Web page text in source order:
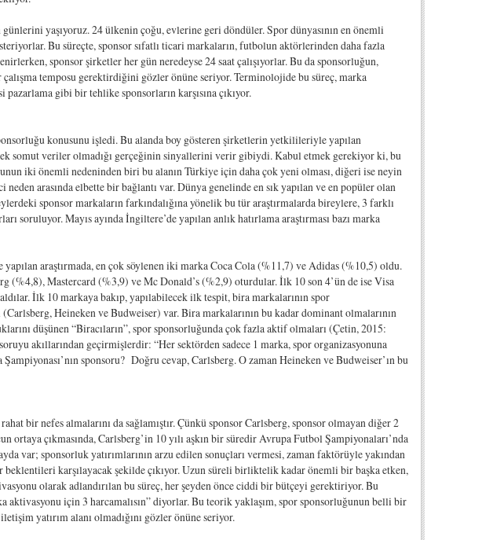
yaşıyoruz. 24 ülkenin çoğu, evlerine geri döndüler. Spor dünyasının en önemli
Bu süreçte, sponsor sıfatlı ticari markaların, futbolun aktörlerinden daha fazla
sponsor şirketler her gün neredeyse 24 saat çalışıyorlar. Bu da sponsorluğun,
temposu gerektirdiğini gözler önüne seriyor. Terminolojide bu süreç, marka
gibi bir tehlike sponsorların karşısına çıkıyor.
konusunu işledi. Bu alanda boy gösteren şirketlerin yetkilileriyle yapılan
somut veriler olmadığı gerçeğinin sinyallerini verir gibiydi. Kabul etmek gerekiyor ki, bu
iki önemli nedeninden biri bu alanın Türkiye için daha çok yeni olması, diğeri ise neyin
arasında elbette bir bağlantı var. Dünya genelinde en sık yapılan ve en popüler olan
sponsor markaların farkındalığına yönelik bu tür araştırmalarda bireylere, 3 farklı
soruluyor. Mayıs ayında İngiltere’de yapılan anlık hatırlama araştırması bazı marka
araştırmada, en çok söylenen iki marka Coca Cola (%11,7) ve Adidas (%10,5) oldu.
Mastercard (%3,9) ve Mc Donald’s (%2,9) oturdular. İlk 10 son 4’ün de ise Visa
İlk 10 markaya bakıp, yapılabilecek ilk tespit, bira markalarının spor
Heineken ve Budweiser) var. Bira markalarının bu kadar dominant olmalarının
düşünen “Biracıların”, spor sponsorluğunda çok fazla aktif olmaları (Çetin, 2015:
akıllarından geçirmişlerdir: “Her sektörden sadece 1 marka, spor organizasyonuna
sponsoru? Doğru cevap, Carlsberg. O zaman Heineken ve Budweiser’ın bu
bir nefes almalarını da sağlamıştır. Çünkü sponsor Carlsberg, sponsor olmayan diğer 2
ortaya çıkmasında, Carlsberg’in 10 yılı aşkın bir süredir Avrupa Futbol Şampiyonaları’nda
var; sponsorluk yatırımlarının arzu edilen sonuçları vermesi, zaman faktörüyle yakından
karşılayacak şekilde çıkıyor. Uzun süreli birliktelik kadar önemli bir başka etken,
olarak adlandırılan bu süreç, her şeyden önce ciddi bir bütçeyi gerektiriyor. Bu
aktivasyonu için 3 harcamalısın” diyorlar. Bu teorik yaklaşım, spor sponsorluğunun belli bir
yatırım alanı olmadığını gözler önüne seriyor.